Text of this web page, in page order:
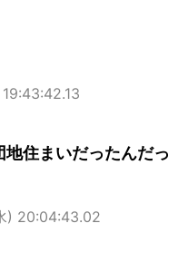
住まいだったんだっ
) 20:04:43.02